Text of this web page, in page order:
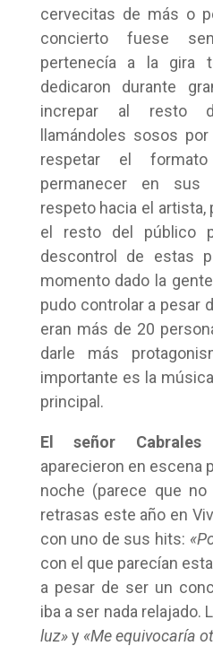
cervecitas de más o
concierto fuese
pertenecía a la gira
dedicaron durante
increpar al resto
llamándoles sosos
respetar el
permanecer en sus
respeto hacia el artista,
el resto del público
descontrol de estas
momento dado la
pudo controlar a pesar
eran más de 20
darle más
importante es la
principal.
El señor
aparecieron en escena
noche (parece que
retrasas este año en
con uno de sus hits:
con el que parecían
a pesar de ser un
iba a ser nada relajado.
luz»y «Me equivocaría